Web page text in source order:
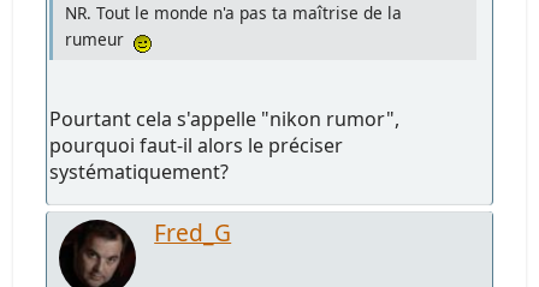
NR. Tout le monde n'a pas ta maîtrise de la
rumeur
Pourtant cela s'appelle "nikon rumor",
pourquoi faut-il alors le préciser
systématiquement?
Fred_G